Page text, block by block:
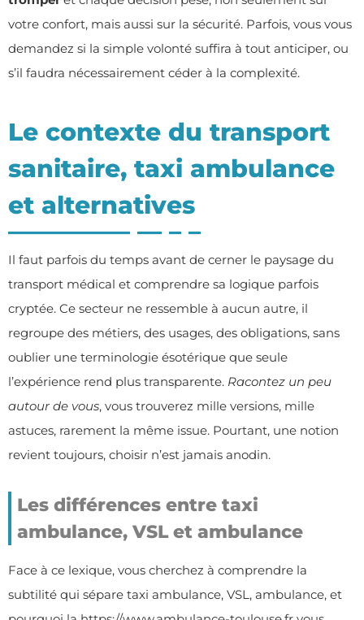
votre confort, mais aussi sur la sécurité. Parfois, vous vous
demandez si la simple volonté suffira à tout anticiper, ou
s’il faudra nécessairement céder à la complexité.
Le contexte du transport
sanitaire, taxi ambulance
et alternatives
Il faut parfois du temps avant de cerner le paysage du
transport médical et comprendre sa logique parfois
cryptée. Ce secteur ne ressemble à aucun autre, il
regroupe des métiers, des usages, des obligations, sans
oublier une terminologie ésotérique que seule
l’expérience rend plus transparente. Racontez un peu
autour de vous, vous trouverez mille versions, mille
astuces, rarement la même issue. Pourtant, une notion
revient toujours, choisir n’est jamais anodin.
Les différences entre taxi
ambulance, VSL et ambulance
Face à ce lexique, vous cherchez à comprendre la
subtilité qui sépare taxi ambulance, VSL, ambulance, et